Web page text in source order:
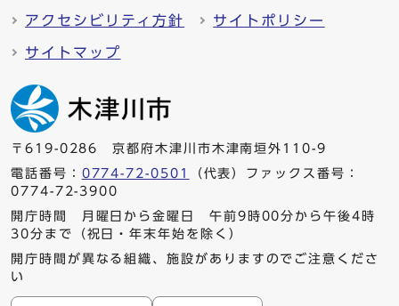
アクセシビリティ方針 サイトポリシー
サイトマップ
〒619-0286 京都府木津川市木津南垣外110-9
電話番号： 0774-72-0501
（代表）ファックス番号：
0774-72-3900
開庁時間 月曜日から金曜日 午前9時00分から午後4時
30分まで（祝日・年末年始を除く）
開庁時間が異なる組織、施設がありますのでご注意くださ
い